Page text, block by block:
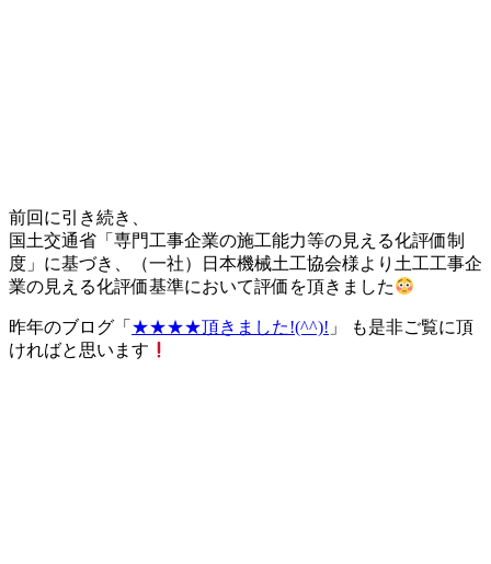
前回に引き続き、
国土交通省「専門工事企業の施工能力等の見える化評価制
度」に基づき、（一社）日本機械土工協会様より土工工事企
業の見える化評価基準において評価を頂きました
昨年のブログ「 ★★★★頂きました!(^^)! 」 も是非ご覧に頂
ければと思います